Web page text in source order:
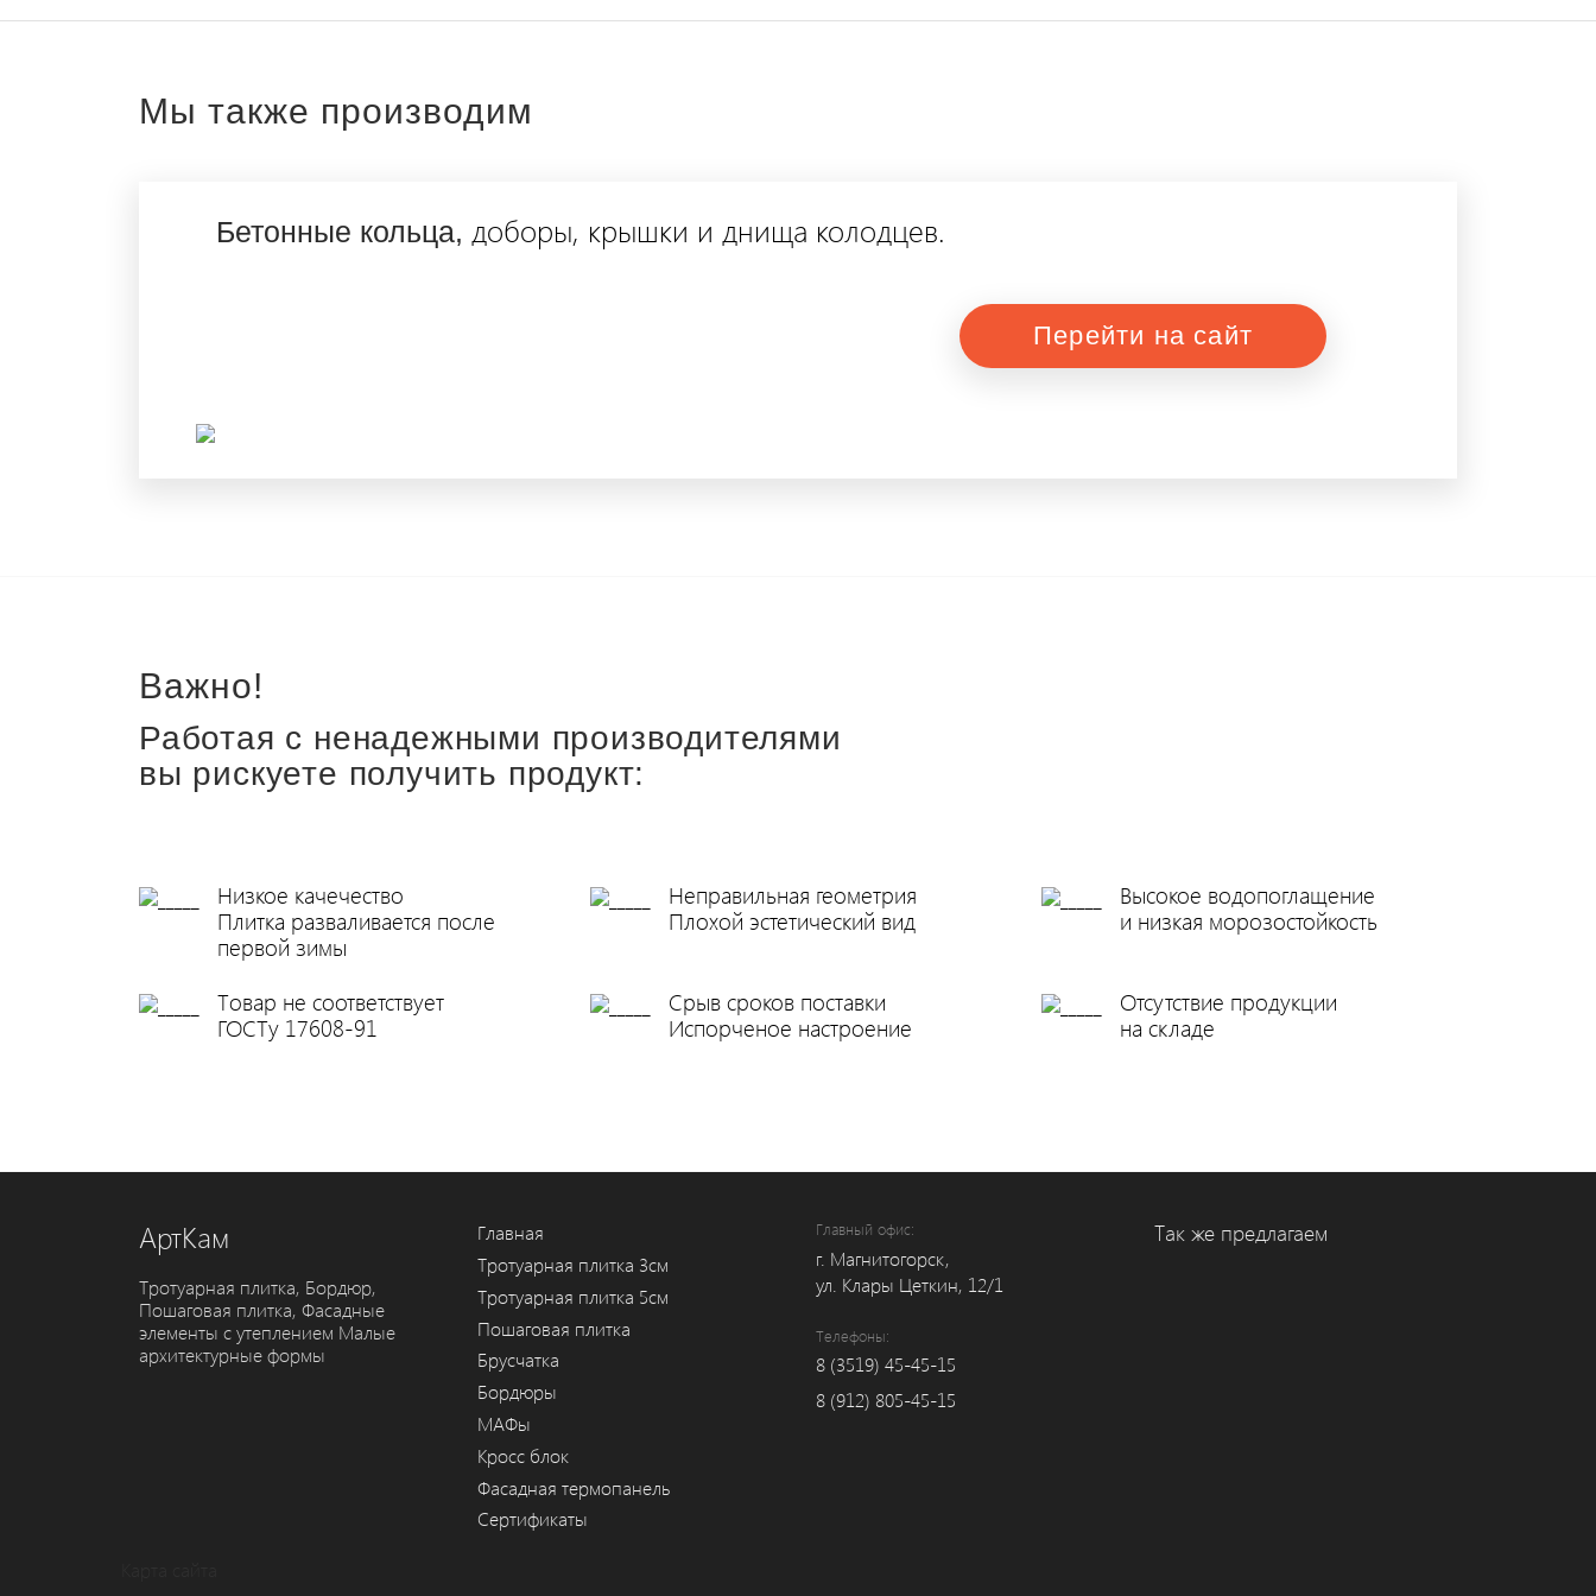
Мы также производим
Бетонные кольца, доборы, крышки и днища колодцев.
Перейти на сайт
Важно!
Работая с ненадежными производителями
вы рискуете получить продукт:
Низкое качечество
Плитка разваливается после
первой зимы
Неправильная геометрия
Плохой эстетический вид
Высокое водопоглащение
и низкая морозостойкость
Товар не соответствует
ГОСТу 17608-91
Срыв сроков поставки
Испорченое настроение
Отсутствие продукции
на складе
АртКам
Тротуарная плитка, Бордюр,
Пошаговая плитка, Фасадные
элементы с утеплением Малые
архитектурные формы
Главная
Тротуарная плитка 3см
Тротуарная плитка 5см
Пошаговая плитка
Брусчатка
Бордюры
МАФы
Кросс блок
Фасадная термопанель
Сертификаты
Главный офис:
г. Магнитогорск,
ул. Клары Цеткин, 12/1
Телефоны:
8 (3519) 45-45-15
8 (912) 805-45-15
Так же предлагаем